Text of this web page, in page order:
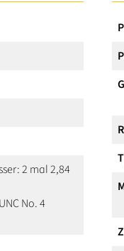
2 mal 2,84
No. 4